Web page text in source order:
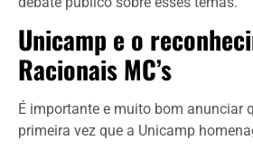
Unicamp e o
Racionais MC’s
É importante e muito bom anunciar
primeira vez que a Unicamp